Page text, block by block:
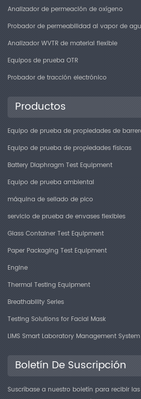
Analizador de permeación de oxígeno
Probador de permeabilidad al vapor de
Analizador WVTR de material flexible
Equipos de prueba OTR
Probador de tracción electrónico
Productos
Equipo de prueba de propiedades de
Equipo de prueba de propiedades físicas
Battery Diaphragm Test Equipment
Equipo de prueba ambiental
máquina de sellado de pico
servicio de prueba de envases flexibles
Glass Container Test Equipment
Paper Packaging Test Equipment
Engine
Thermal Testing Equipment
Breathability Series
Testing Solutions for Facial Mask
LIMS Smart Laboratory Management System
Boletín De Suscripción
Suscríbase a nuestro boletín para recibir